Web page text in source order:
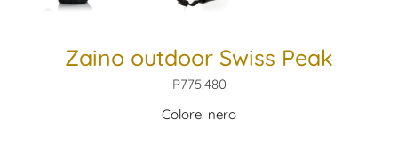
Zaino outdoor Swiss Peak
P775.480
Colore: nero